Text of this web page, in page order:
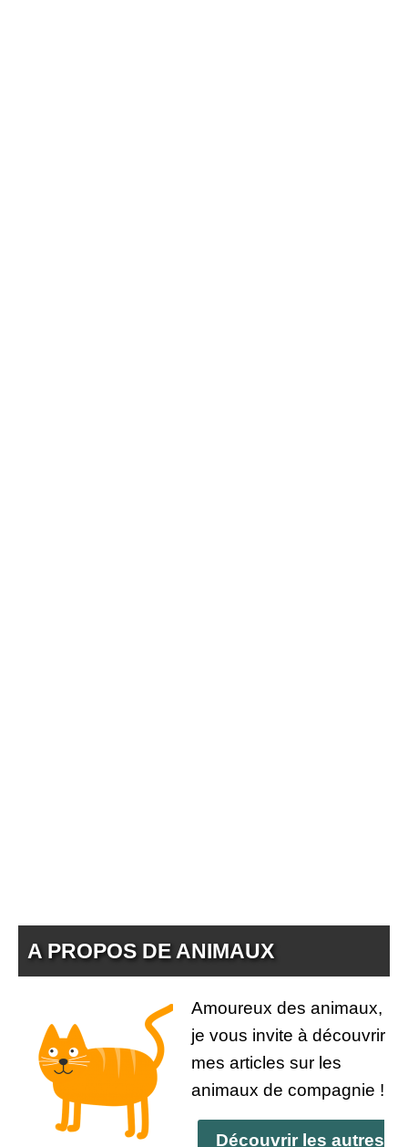
A PROPOS DE ANIMAUX
Amoureux des animaux,
je vous invite à découvrir
mes articles sur les
animaux de compagnie !
Découvrir les autres